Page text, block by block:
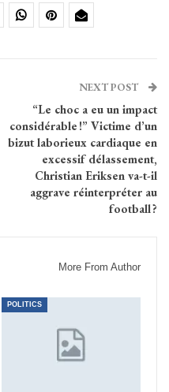
NEXT POST
“Le choc a eu un impact
considérable !” Victime d’un
bizut laborieux cardiaque en
excessif délassement,
Christian Eriksen va-t-il
aggrave réinterpréter au
football ?
More From Author
POLITICS